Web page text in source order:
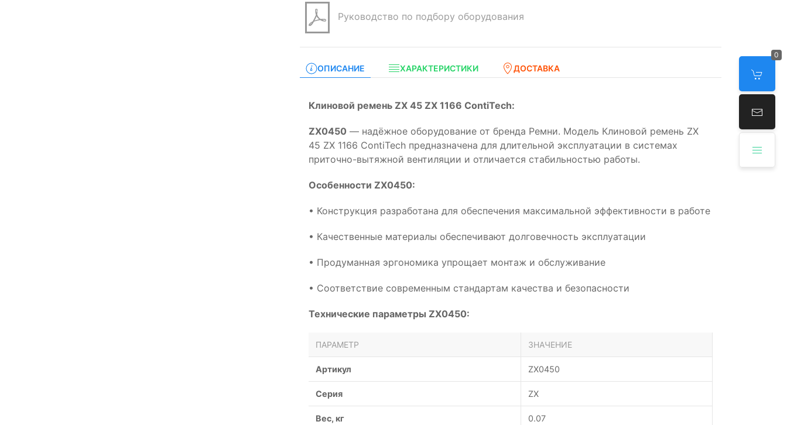
0
Руководство по подбору оборудования
ОПИСАНИЕ ХАРАКТЕРИСТИКИ ДОСТАВКА
Клиновой ремень ZX 45 ZX 1166 ContiTech:
ZX0450 — надёжное оборудование от бренда Ремни. Модель Клиновой ремень ZX
45 ZX 1166 ContiTech предназначена для длительной эксплуатации в системах
приточно-вытяжной вентиляции и отличается стабильностью работы.
Особенности ZX0450:
• Конструкция разработана для обеспечения максимальной эффективности в работе
• Качественные материалы обеспечивают долговечность эксплуатации
• Продуманная эргономика упрощает монтаж и обслуживание
• Соответствие современным стандартам качества и безопасности
Технические параметры ZX0450:
ПАРАМЕТР ЗНАЧЕНИЕ
Артикул ZX0450
Серия ZX
Вес, кг 0.07